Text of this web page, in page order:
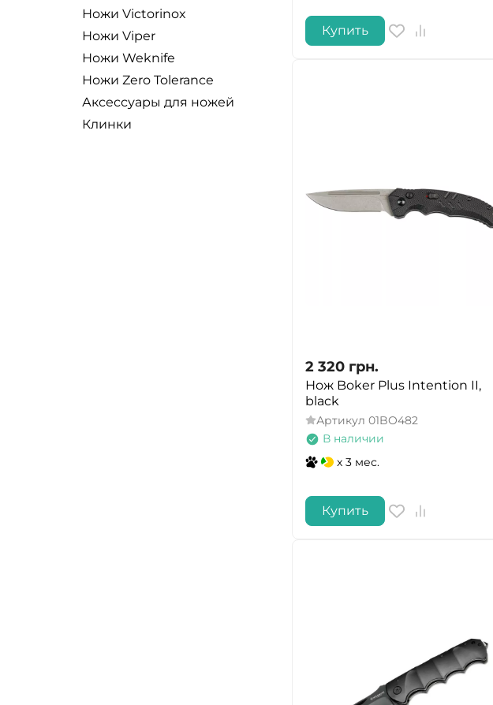
Ножи Victorinox
Ножи Viper
Ножи Weknife
Ножи Zero Tolerance
Аксессуары для ножей
Клинки
Купить
2 320 грн.
Нож Boker Plus Intention II,
black
Артикул 01BO482
В наличии
x 3 мес.
Купить